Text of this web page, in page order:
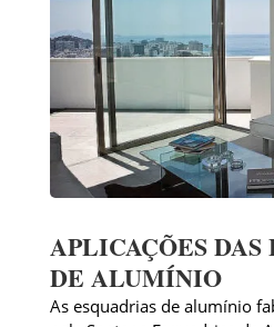
APLICAÇÕES DAS
DE ALUMÍNIO
As esquadrias de alumínio